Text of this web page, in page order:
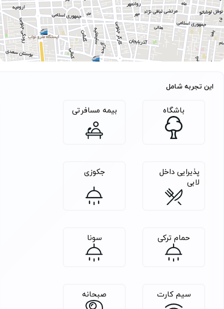
بیشترین لذت را از سفرتان و پکیج تور انتخابی خود ببرید.
مهاجر مجری تخصصی و مستقیم تور جزیره قشم و کیش
است و از این جهت میتوانید مطمئن باشید که همراه با ما
به سفری خواهید رفت که با هزینه مناسبی برای شما تمام
خواهد شد.
بلیت رفت و برگشت
استقبال فرودگاهی
ورودي رايگان مجموعه پارس سافاري و رستورانهاي موزيک
صبحانه
بیمه مسافرتی
اقامت در اتاق رو به دریا
این تجربه شامل
باشگاه بیمه مسافرتی
پذیرایی داخل
لابی
جکوزی
حمام ترکی سونا
سیم کارت صبحانه